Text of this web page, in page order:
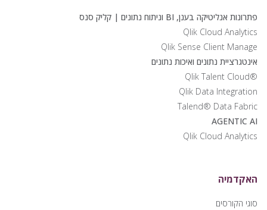
פתרונות אנליטיקה בענן, BI וניתוח נתונים | קליק סנס
Qlik Cloud Analytics
Qlik Sense Client Manage
אינטגרציית נתונים ואיכות נתונים
®Qlik Talent Cloud
Qlik Data Integration
Talend® Data Fabric
AGENTIC AI
Qlik Cloud Analytics
האקדמיה
סוגי הקורסים